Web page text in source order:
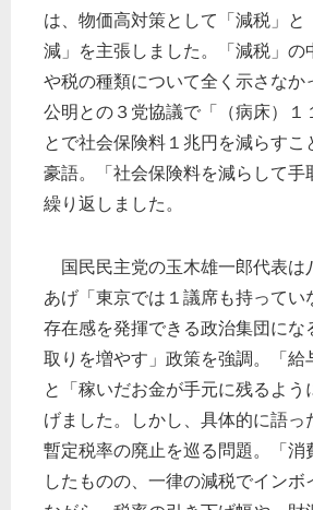
は、物価高対策として「減税」と
減」を主張しました。「減税」の
や税の種類について全く示さなか
公明との３党協議で「（病床）１
とで社会保険料１兆円を減らすこ
豪語。「社会保険料を減らして手
繰り返しました。
国民民主党の玉木雄一郎代表は
あげ「東京では１議席も持ってい
存在感を発揮できる政治集団にな
取りを増やす」政策を強調。「給
と「稼いだお金が手元に残るよう
げました。しかし、具体的に語っ
暫定税率の廃止を巡る問題。「消
したものの、一律の減税でインボ